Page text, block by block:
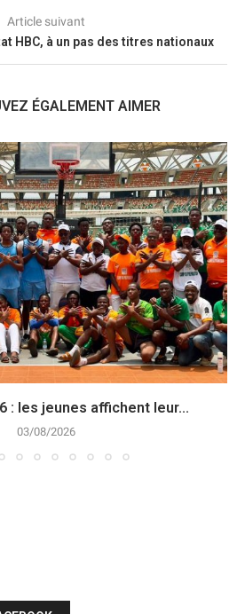
Article suivant
HBC, à un pas des titres nationaux
ÉGALEMENT AIMER
: les jeunes affichent leur...
03/08/2026